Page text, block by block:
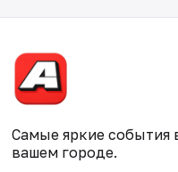
Самые яркие события
вашем городе.